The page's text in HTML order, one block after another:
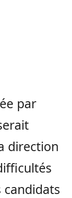
par
direction